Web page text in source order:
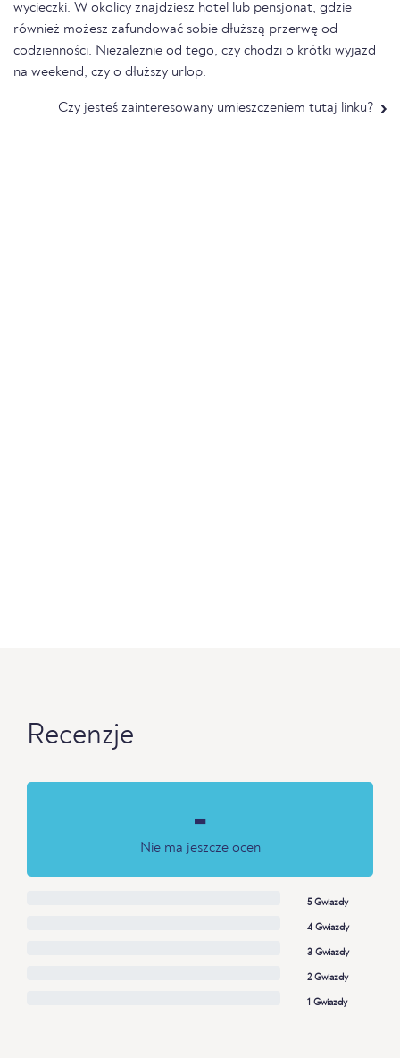
wycieczki. W okolicy znajdziesz hotel lub pensjonat, gdzie
również możesz zafundować sobie dłuższą przerwę od
codzienności. Niezależnie od tego, czy chodzi o krótki wyjazd
na weekend, czy o dłuższy urlop.
Czy jesteś zainteresowany umieszczeniem tutaj linku?
Recenzje
-
Nie ma jeszcze ocen
5 Gwiazdy
4 Gwiazdy
3 Gwiazdy
2 Gwiazdy
1 Gwiazdy